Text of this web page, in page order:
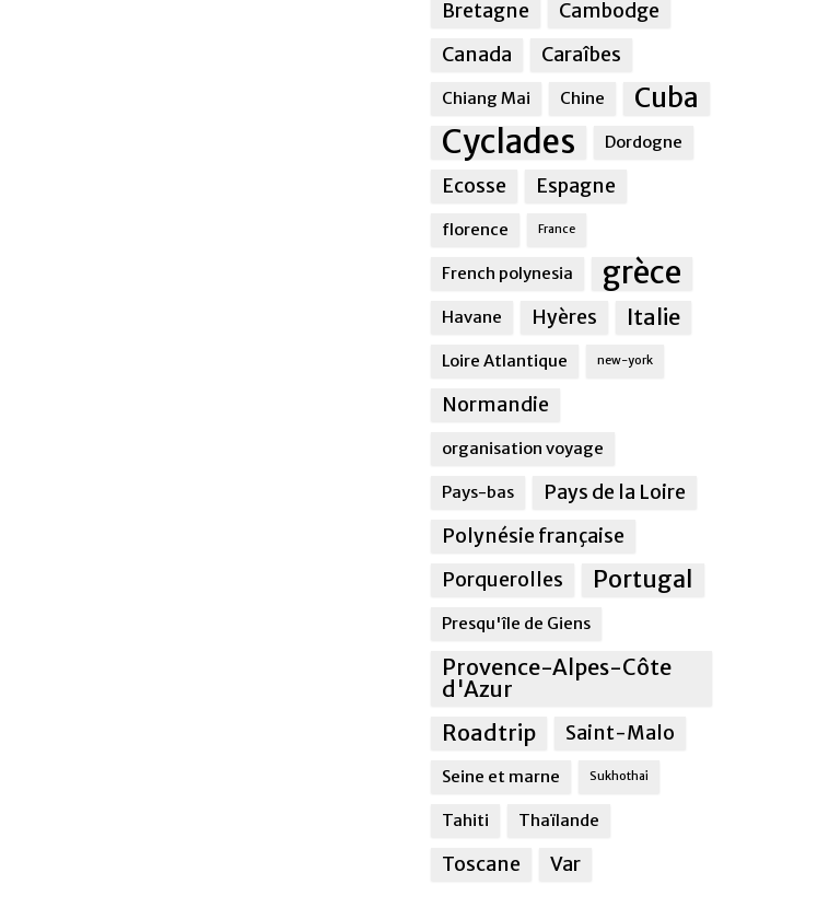
Bretagne
Cambodge
Canada
Caraîbes
Chiang Mai Chine Cuba
Cyclades Dordogne
Ecosse Espagne
florence France
French polynesia grèce
Havane Hyères Italie
Loire Atlantique new-york
Normandie
organisation voyage
Pays-bas
Pays de la Loire
Polynésie française
Porquerolles
Portugal
Presqu'île de Giens
Provence-Alpes-Côte
d'Azur
Roadtrip
Saint-Malo
Seine et marne Sukhothai
Tahiti Thaïlande
Toscane Var